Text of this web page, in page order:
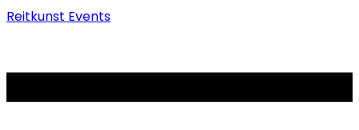
Reitkunst Events